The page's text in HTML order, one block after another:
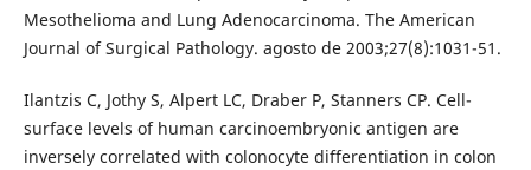
Mesothelioma and Lung Adenocarcinoma. The American
Journal of Surgical Pathology. agosto de 2003;27(8):1031-51.
Ilantzis C, Jothy S, Alpert LC, Draber P, Stanners CP. Cell-
surface levels of human carcinoembryonic antigen are
inversely correlated with colonocyte differentiation in colon